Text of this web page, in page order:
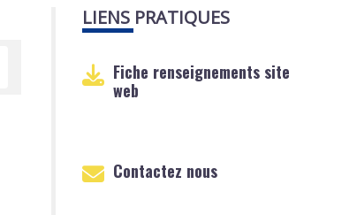
LIENS PRATIQUES
Fiche renseignements site
web
Contactez nous